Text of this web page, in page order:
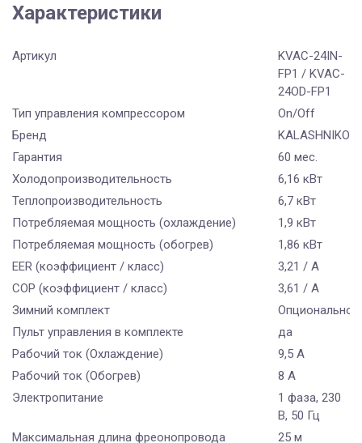
Характеристики
Артикул
KVAC-24IN-
FP1 / KVAC-
24OD-FP1
Тип управления компрессором
On/Off
Бренд
KALASHNIKOV
Гарантия
60 мес.
Холодопроизводительность
6,16 кВт
Теплопроизводительность
6,7 кВт
Потребляемая мощность (охлаждение)
1,9 кВт
Потребляемая мощность (обогрев)
1,86 кВт
EER (коэффициент / класс)
3,21 / А
COP (коэффициент / класс)
3,61 / А
Зимний комплект
Опционально
Пульт управления в комплекте
да
Рабочий ток (Охлаждение)
9,5 A
Рабочий ток (Обогрев)
8 А
Электропитание
1 фаза, 230
В, 50 Гц
Максимальная длина фреонопровода
25 м